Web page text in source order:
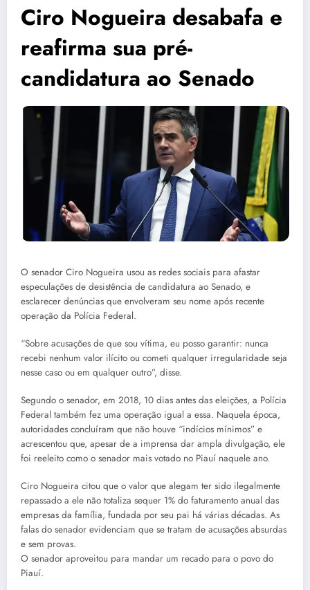
Ciro Nogueira desabafa e
reafirma sua pré-
candidatura ao Senado
O senador Ciro Nogueira usou as redes sociais para afastar
especulações de desistência de candidatura ao Senado, e
esclarecer denúncias que envolveram seu nome após recente
operação da Polícia Federal.
“Sobre acusações de que sou vítima, eu posso garantir: nunca
recebi nenhum valor ilícito ou cometi qualquer irregularidade seja
nesse caso ou em qualquer outro”, disse.
Segundo o senador, em 2018, 10 dias antes das eleições, a Polícia
Federal também fez uma operação igual a essa. Naquela época,
autoridades concluíram que não houve “indícios mínimos” e
acrescentou que, apesar de a imprensa dar ampla divulgação, ele
foi reeleito como o senador mais votado no Piauí naquele ano.
Ciro Nogueira citou que o valor que alegam ter sido ilegalmente
repassado a ele não totaliza sequer 1% do faturamento anual das
empresas da família, fundada por seu pai há várias décadas. As
falas do senador evidenciam que se tratam de acusações absurdas
e sem provas.
O senador aproveitou para mandar um recado para o povo do
Piauí.